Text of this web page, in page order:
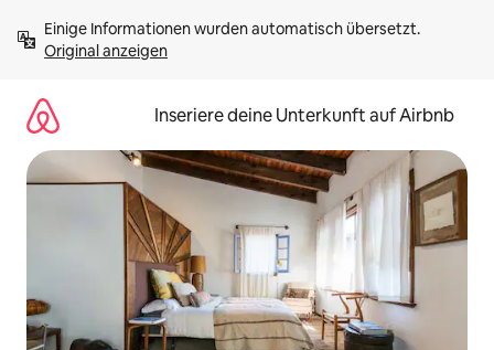
Inhalten
springenOriginal anzeigen
Inseriere deine Unterkunft auf Airbnb